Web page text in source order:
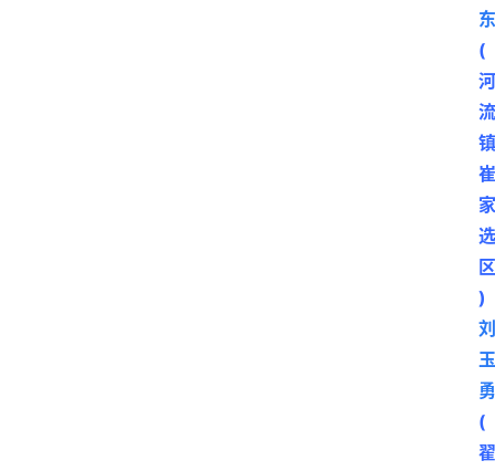
东
(
河
流
镇
崔
家
选
区
)
刘
玉
勇
(
翟